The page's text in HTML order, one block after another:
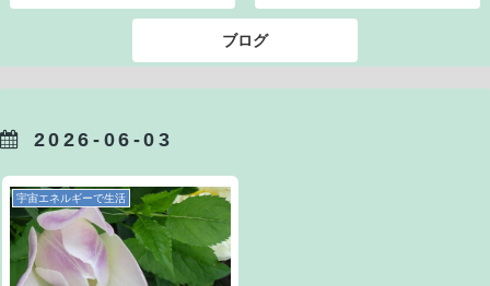
ブログ
2026-06-03
宇宙エネルギーで生活